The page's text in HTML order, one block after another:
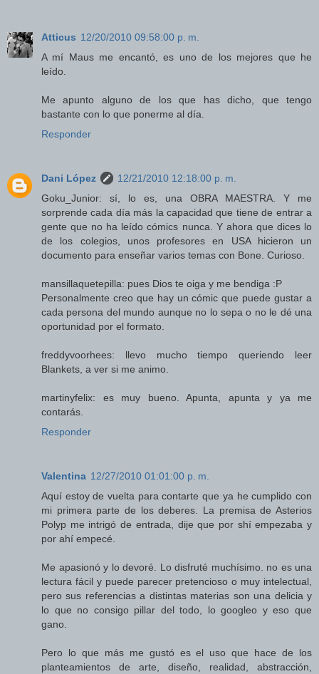
Atticus 12/20/2010 09:58:00 p. m.
A mí Maus me encantó, es uno de los mejores que he
leído.
Me apunto alguno de los que has dicho, que tengo
bastante con lo que ponerme al día.
Responder
Dani López
12/21/2010 12:18:00 p. m.
Goku_Junior: sí, lo es, una OBRA MAESTRA. Y me
sorprende cada día más la capacidad que tiene de entrar a
gente que no ha leído cómics nunca. Y ahora que dices lo
de los colegios, unos profesores en USA hicieron un
documento para enseñar varios temas con Bone. Curioso.
mansillaquetepilla: pues Dios te oiga y me bendiga :P
Personalmente creo que hay un cómic que puede gustar a
cada persona del mundo aunque no lo sepa o no le dé una
oportunidad por el formato.
freddyvoorhees: llevo mucho tiempo queriendo leer
Blankets, a ver si me animo.
martinyfelix: es muy bueno. Apunta, apunta y ya me
contarás.
Responder
Valentina 12/27/2010 01:01:00 p. m.
Aquí estoy de vuelta para contarte que ya he cumplido con
mi primera parte de los deberes. La premisa de Asterios
Polyp me intrigó de entrada, dije que por shí empezaba y
por ahí empecé.
Me apasionó y lo devoré. Lo disfruté muchísimo. no es una
lectura fácil y puede parecer pretencioso o muy intelectual,
pero sus referencias a distintas materias son una delicia y
lo que no consigo pillar del todo, lo googleo y eso que
gano.
Pero lo que más me gustó es el uso que hace de los
planteamientos de arte, diseño, realidad, abstracción,